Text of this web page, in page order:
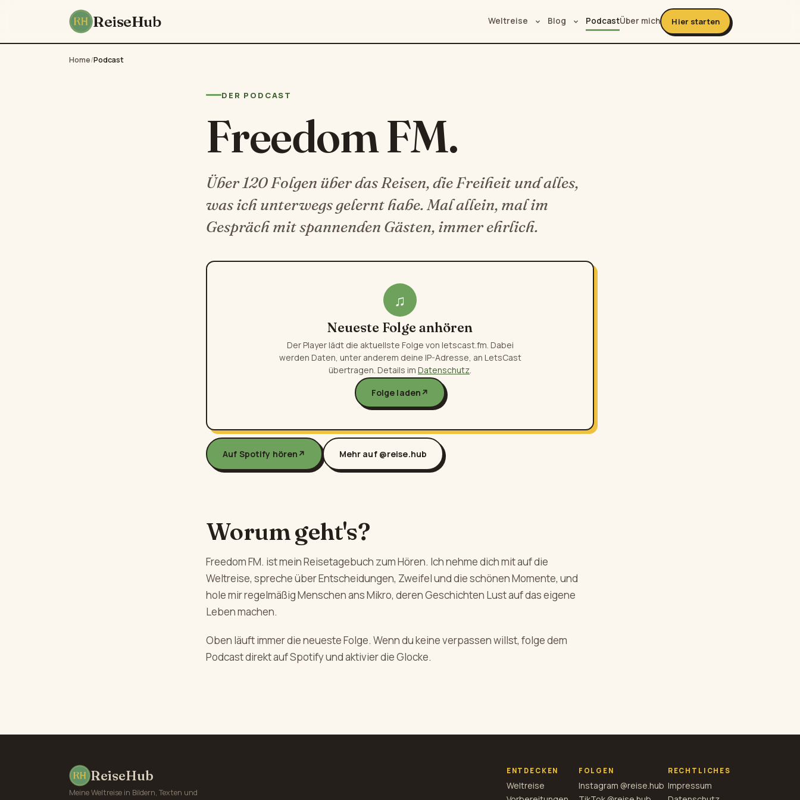
ReiseHub Weltreise Blog PodcastÜber mich Hier starten
Home/Podcast
DER PODCAST
Freedom FM.
Über 120 Folgen über das Reisen, die Freiheit und alles,
was ich unterwegs gelernt habe. Mal allein, mal im
Gespräch mit spannenden Gästen, immer ehrlich.
♫
Neueste Folge anhören
Der Player lädt die aktuellste Folge von letscast.fm. Dabei
werden Daten, unter anderem deine IP-Adresse, an LetsCast
übertragen. Details im Datenschutz
Folge laden ↗
Auf Spotify hören ↗ Mehr auf @reise.hub
Worum geht's?
Freedom FM. ist mein Reisetagebuch zum Hören. Ich nehme dich mit auf die
Weltreise, spreche über Entscheidungen, Zweifel und die schönen Momente, und
hole mir regelmäßig Menschen ans Mikro, deren Geschichten Lust auf das eigene
Leben machen.
Oben läuft immer die neueste Folge. Wenn du keine verpassen willst, folge dem
Podcast direkt auf Spotify und aktivier die Glocke.
ReiseHub
Meine Weltreise in Bildern, Texten und
ENTDECKEN
Weltreise
FOLGEN
Instagram @reise.hub
RECHTLICHES
Impressum